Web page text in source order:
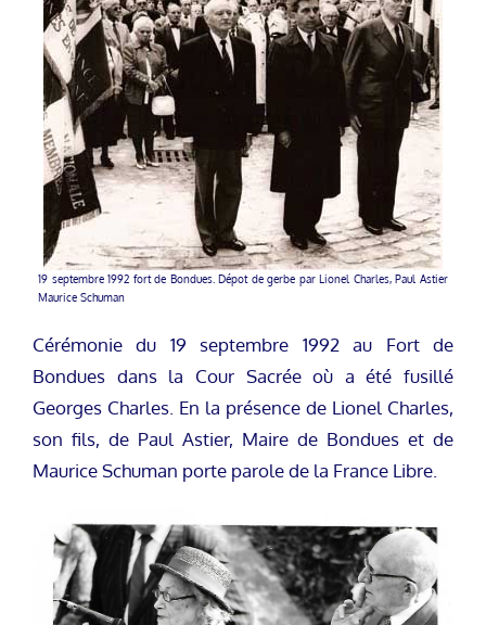
19 septembre 1992 fort de Bondues. Dépot de gerbe par Lionel Charles, Paul Astier
Maurice Schuman
Cérémonie du 19 septembre 1992 au Fort de
Bondues dans la Cour Sacrée où a été fusillé
Georges Charles. En la présence de Lionel Charles,
son fils, de Paul Astier, Maire de Bondues et de
Maurice Schuman porte parole de la France Libre.